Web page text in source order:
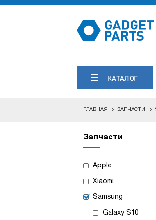
КАТАЛОГ
ГЛАВНАЯ ЗАПЧАСТИ
Запчасти
Apple
Xiaomi
Samsung
Galaxy S10